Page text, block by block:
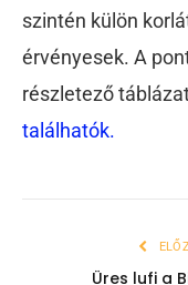
szintén külön
érvényesek. A
részletező
találhatók.
Üres lufi a